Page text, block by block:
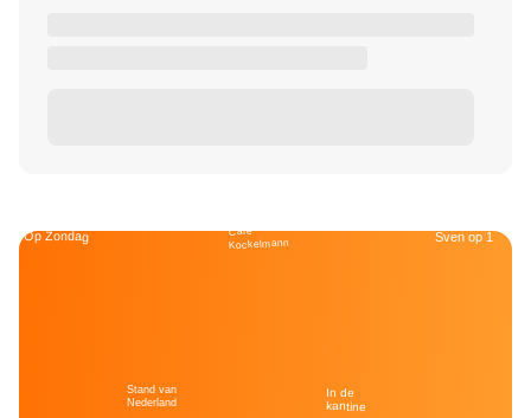
Op Zondag
Stand van
Nederland
Café
Kockelmann
In de
kantine
Sven op 1